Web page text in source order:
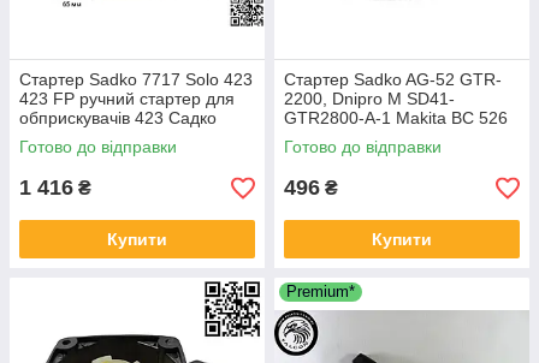
Стартер Sadko 7717 Solo 423
423 FP ручний стартер для
обприскувачів 423 Садко
2600263 2600250 2600264
Готово до відправки
1 416 ₴
Купити
Стартер Sadko AG-52 GTR-
2200, Dnipro M SD41-
GTR2800-A-1 Makita BC 526
для мотокіс бензокос
тримерів мотобур Садко
Готово до відправки
496 ₴
Купити
Premium*